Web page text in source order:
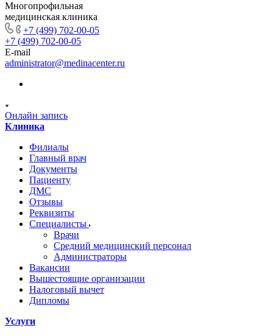
Многопрофильная
медицинская клиника
+7 (499) 702-00-05
+7 (499) 702-00-05
E-mail
administrator@medinacenter.ru
Онлайн запись
Клиника
Филиалы
Главный врач
Документы
Пациенту
ДМС
Отзывы
Реквизиты
Специалисты
Врачи
Средний медицинский персонал
Администраторы
Вакансии
Вышестоящие организации
Налоговый вычет
Дипломы
Услуги